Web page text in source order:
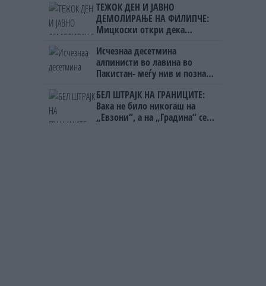
ТЕЖОК ДЕН И ЈАВНО
ДЕМОЛИРАЊЕ НА ФИЛИПЧЕ:
Мицкоски откри дека
ништо, освен за кеш
Исчезнаа десетмина
алпинисти во лавина во
Пакистан- меѓу нив и познат
БЕЛ ШТРАЈК НА ГРАНИЦИТЕ:
Вака не било никогаш на
„Евзони“, а на „Градина“ се